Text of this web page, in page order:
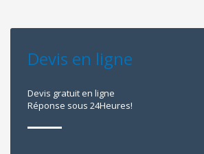
Devis en ligne
Devis gratuit en ligne
Réponse sous 24Heures!